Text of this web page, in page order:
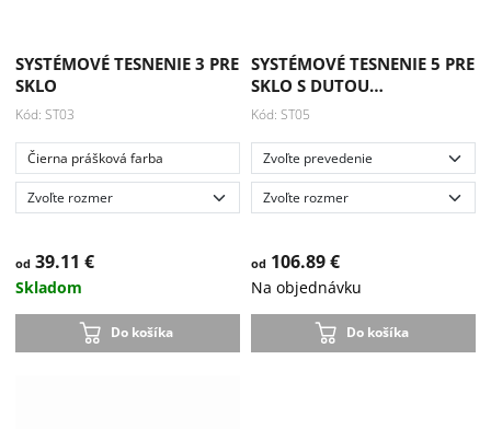
SYSTÉMOVÉ TESNENIE 3 PRE
SKLO
Kód: ST03
Čierna prášková farba
od39.11 €
Skladom
Do košíka
SYSTÉMOVÉ TESNENIE 5 PRE
SKLO S DUTOU…
Kód: ST05
od 106.89 €
Na objednávku
Do košíka